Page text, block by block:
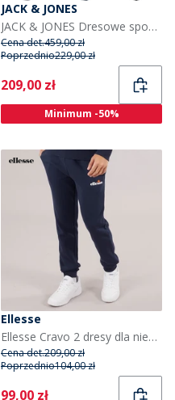
JACK & JONES
JACK & JONES Dresowe spodnie 3-pak Jax dla niego kolor Tap Shoe/jasnoszary melanż/granatowy
Cena det.459,00 zł
Poprzednio229,00 zł
Current
209,00 zł
Minimum -50%
Ellesse
Ellesse Cravo 2 dresy dla niego kolor Navy
Cena det.209,00 zł
Poprzednio104,00 zł
Current
99,00 zł